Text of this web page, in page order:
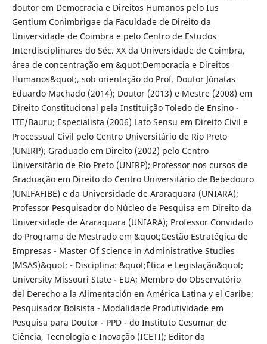
doutor em Democracia e Direitos Humanos pelo Ius
Gentium Conimbrigae da Faculdade de Direito da
Universidade de Coimbra e pelo Centro de Estudos
Interdisciplinares do Séc. XX da Universidade de Coimbra,
área de concentração em &quot;Democracia e Direitos
Humanos&quot;, sob orientação do Prof. Doutor Jónatas
Eduardo Machado (2014); Doutor (2013) e Mestre (2008) em
Direito Constitucional pela Instituição Toledo de Ensino -
ITE/Bauru; Especialista (2006) Lato Sensu em Direito Civil e
Processual Civil pelo Centro Universitário de Rio Preto
(UNIRP); Graduado em Direito (2002) pelo Centro
Universitário de Rio Preto (UNIRP); Professor nos cursos de
Graduação em Direito do Centro Universitário de Bebedouro
(UNIFAFIBE) e da Universidade de Araraquara (UNIARA);
Professor Pesquisador do Núcleo de Pesquisa em Direito da
Universidade de Araraquara (UNIARA); Professor Convidado
do Programa de Mestrado em &quot;Gestão Estratégica de
Empresas - Master Of Science in Administrative Studies
(MSAS)&quot; - Disciplina: &quot;Ética e Legislação&quot;
University Missouri State - EUA; Membro do Observatório
del Derecho a la Alimentación en América Latina y el Caribe;
Pesquisador Bolsista - Modalidade Produtividade em
Pesquisa para Doutor - PPD - do Instituto Cesumar de
Ciência, Tecnologia e Inovação (ICETI); Editor da